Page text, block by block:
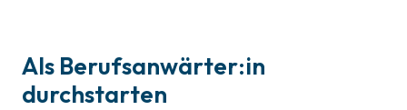
Als Berufsanwärter:in
durchstarten